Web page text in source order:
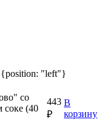
{position: "left"}
со
(40
443
₽
В
корзину